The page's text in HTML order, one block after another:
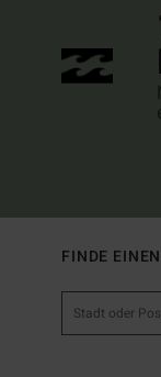
FINDE